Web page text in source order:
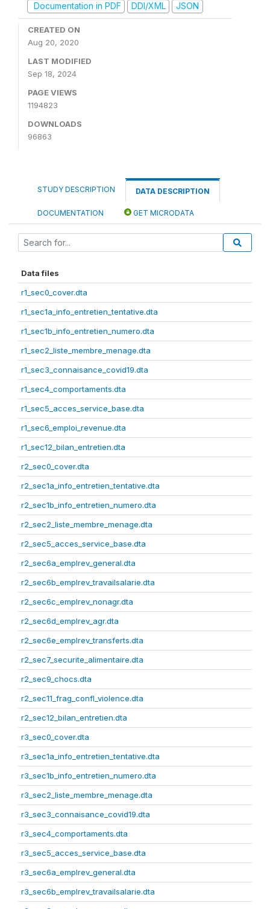
Documentation in PDF
DDI/XML JSON
CREATED ON
Aug 20, 2020
LAST MODIFIED
Sep 18, 2024
PAGE VIEWS
1194823
DOWNLOADS
96863
STUDY DESCRIPTION DATA DESCRIPTION
DOCUMENTATION GET MICRODATA
Data files
r1_sec0_cover.dta
r1_sec1a_info_entretien_tentative.dta
r1_sec1b_info_entretien_numero.dta
r1_sec2_liste_membre_menage.dta
r1_sec3_connaisance_covid19.dta
r1_sec4_comportaments.dta
r1_sec5_acces_service_base.dta
r1_sec6_emploi_revenue.dta
r1_sec12_bilan_entretien.dta
r2_sec0_cover.dta
r2_sec1a_info_entretien_tentative.dta
r2_sec1b_info_entretien_numero.dta
r2_sec2_liste_membre_menage.dta
r2_sec5_acces_service_base.dta
r2_sec6a_emplrev_general.dta
r2_sec6b_emplrev_travailsalarie.dta
r2_sec6c_emplrev_nonagr.dta
r2_sec6d_emplrev_agr.dta
r2_sec6e_emplrev_transferts.dta
r2_sec7_securite_alimentaire.dta
r2_sec9_chocs.dta
r2_sec11_frag_confl_violence.dta
r2_sec12_bilan_entretien.dta
r3_sec0_cover.dta
r3_sec1a_info_entretien_tentative.dta
r3_sec1b_info_entretien_numero.dta
r3_sec2_liste_membre_menage.dta
r3_sec3_connaisance_covid19.dta
r3_sec4_comportaments.dta
r3_sec5_acces_service_base.dta
r3_sec6a_emplrev_general.dta
r3_sec6b_emplrev_travailsalarie.dta